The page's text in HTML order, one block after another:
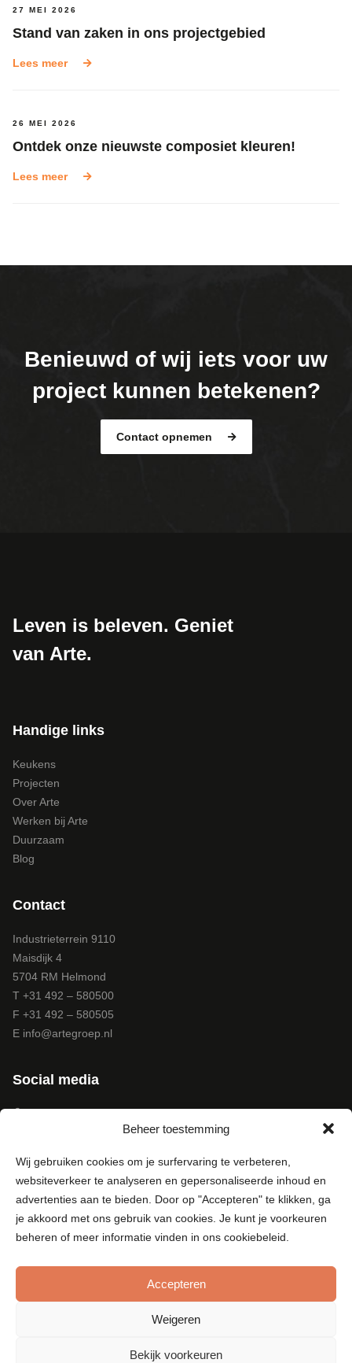
Beheer toestemming
Wij gebruiken cookies om je surfervaring te verbeteren,
websiteverkeer te analyseren en gepersonaliseerde inhoud en
advertenties aan te bieden. Door op "Accepteren" te klikken, ga
je akkoord met ons gebruik van cookies. Je kunt je voorkeuren
beheren of meer informatie vinden in ons cookiebeleid.
Accepteren
Weigeren
Bekijk voorkeuren
27 MEI 2026
Stand van zaken in ons projectgebied
Lees meer
26 MEI 2026
Ontdek onze nieuwste composiet kleuren!
Lees meer
Benieuwd of wij iets voor uw
project kunnen betekenen?
Contact opnemen
Leven is beleven. Geniet
van Arte.
Handige links
Keukens
Projecten
Over Arte
Werken bij Arte
Duurzaam
Blog
Contact
Industrieterrein 9110
Maisdijk 4
5704 RM Helmond
T +31 492 – 580500
F +31 492 – 580505
E info@artegroep.nl
Social media
LinkedIn
Algemene Voorwaarden d.d. 20 oktober 2023
Privacy Statement